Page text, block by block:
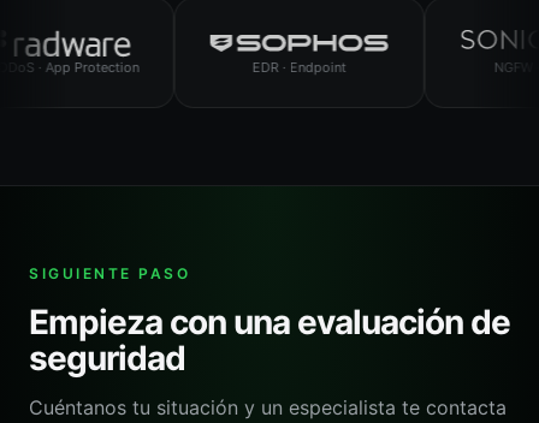
Protection EDR · Endpoint NGFW · SD-
SIGUIENTE PASO
Empieza con una evaluación de
seguridad
Cuéntanos tu situación y un especialista te contacta